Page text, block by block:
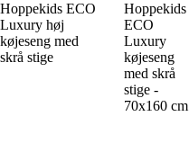
Hoppekids ECO
Luxury høj
køjeseng med
skrå stige
Hoppekids
ECO
Luxury
køjeseng
med skrå
stige -
70x160 cm